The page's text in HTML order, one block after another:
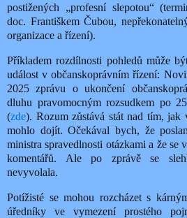
postižených „profesní slepotou“
doc. Františkem Čubou,
organizace a řízení).
Příkladem rozdílnosti pohledů může
událost v občanskoprávním řízení:
2025 zprávu o ukončení
dluhu pravomocným rozsudkem po
(zde). Rozum zůstává stát nad tím, jak
mohlo dojít. Očekával bych, že
ministra spravedlnosti otázkami a že se
komentářů. Ale po zprávě se
nevyvolala.
Potížisté se mohou rozcházet s
úředníky ve vymezení prostého